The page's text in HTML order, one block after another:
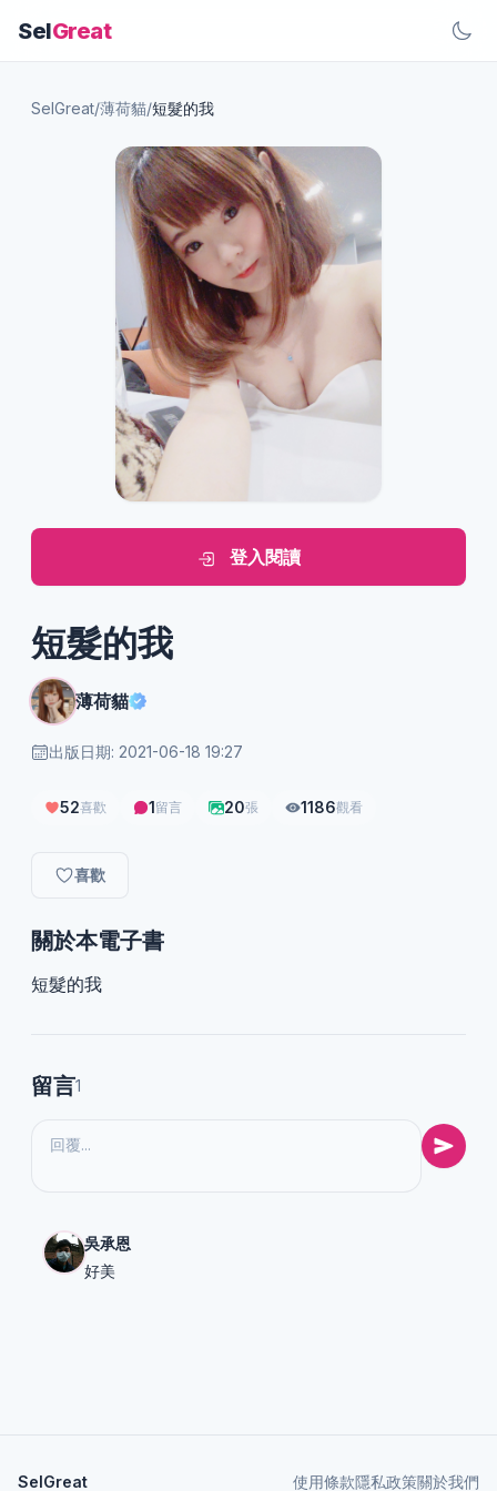
SelGreat
SelGreat/薄荷貓/短髮的我
登入閱讀
短髮的我
薄荷貓
出版日期: 2021-06-18 19:27
52喜歡 1留言 20張 1186觀看
喜歡
關於本電子書
短髮的我
留言1
吳承恩
好美
SelGreat 使用條款隱私政策關於我們